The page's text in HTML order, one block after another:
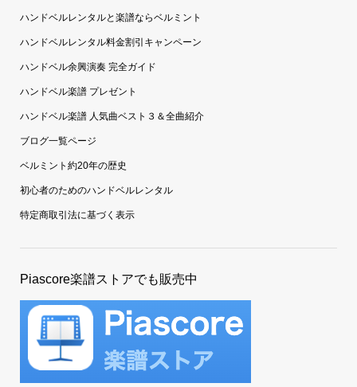
ハンドベルレンタルと楽譜ならベルミント
ハンドベルレンタル料金割引キャンペーン
ハンドベル余興演奏 完全ガイド
ハンドベル楽譜 プレゼント
ハンドベル楽譜 人気曲ベスト３＆全曲紹介
ブログ一覧ページ
ベルミント約20年の歴史
初心者のためのハンドベルレンタル
特定商取引法に基づく表示
Piascore楽譜ストアでも販売中